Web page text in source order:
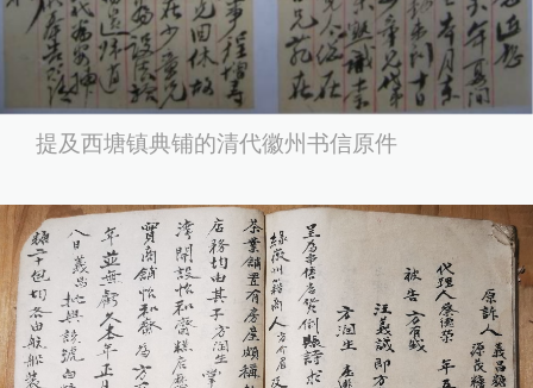
提及西塘镇典铺的清代徽州书信原件